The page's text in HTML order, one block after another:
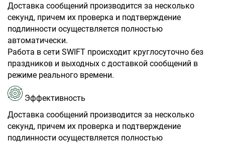
Доставка сообщений производится за несколько
секунд, причем их проверка и подтверждение
подлинности осуществляется полностью
автоматически.
Работа в сети SWIFT происходит круглосуточно без
праздников и выходных с доставкой сообщений в
режиме реального времени.
Эффективность
Доставка сообщений производится за несколько
секунд, причем их проверка и подтверждение
подлинности осуществляется полностью